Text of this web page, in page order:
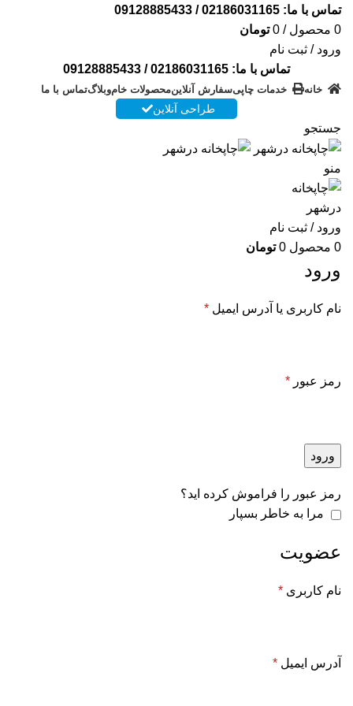
تماس با ما: 02186031165
/
09128885433
0 محصول /
0 تومان
ورود / ثبت نام
تماس با ما: 02186031165
/
09128885433
خانه خدمات چاپیسفارش آنلاینمحصولات خاموبلاگتماس با ما
طراحی آنلاین
جستجو
منو
ورود / ثبت نام
0 محصول 0 تومان
ورود
نام کاربری یا آدرس ایمیل *
رمز عبور *
ورود
رمز عبور را فراموش کرده اید؟
مرا به خاطر بسپار
عضویت
نام کاربری *
آدرس ایمیل *